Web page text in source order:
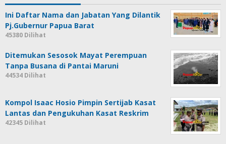
Ini Daftar Nama dan Jabatan Yang Dilantik
Pj.Gubernur Papua Barat
45380 Dilihat
Ditemukan Sesosok Mayat Perempuan
Tanpa Busana di Pantai Maruni
44534 Dilihat
Kompol Isaac Hosio Pimpin Sertijab Kasat
Lantas dan Pengukuhan Kasat Reskrim
42345 Dilihat